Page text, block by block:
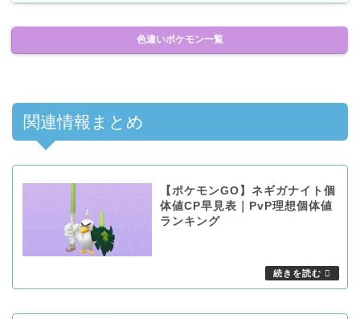
色違いポケモン一覧
関連情報まとめ
【ポケモンGO】ネギガナイト個
体値CP早見表｜PvP理想個体値
ランキング